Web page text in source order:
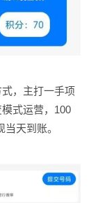
，主打一手项
式运营，100
天到账。